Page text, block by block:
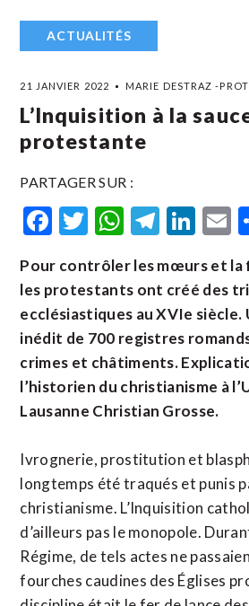
ACTUALITÉS
21 JANVIER 2022 MARIE DESTRAZ -
L’Inquisition à la
protestante
PARTAGER SUR :
Facebook
Twitter
Pour contrôler les mœurs et la
les protestants ont créé des
ecclésiastiques au XVIe siècle.
inédit de 700 registres
crimes et châtiments.
l’historien du christianisme à
Lausanne Christian Grosse.
Ivrognerie, prostitution et
longtemps été traqués et punis
christianisme. L’Inquisition
d’ailleurs pas le monopole.
Régime, de tels actes ne
fourches caudines des Églises